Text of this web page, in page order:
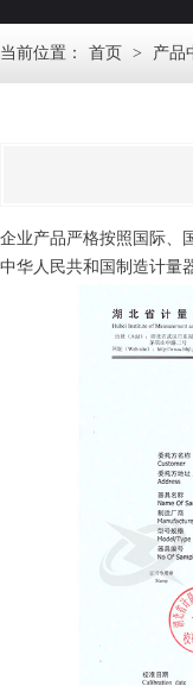
当前位置： 首页 > 产品
企业产品严格按照国际、
中华人民共和国制造计量